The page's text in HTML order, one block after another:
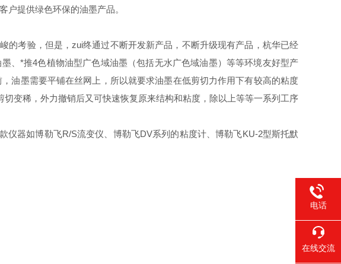
户提供绿色环保的油墨产品。
的考验，但是，zui终通过不断开发新产品，不断升级现有产品，杭华已经
墨、*推4色植物油型广色域油墨（包括无水广色域油墨）等等环境友好型产
油墨需要平铺在丝网上，所以就要求油墨在低剪切力作用下有较高的粘度
变稀，外力撤销后又可快速恢复原来结构和粘度，除以上等等一系列工序
仪器如博勒飞R/S流变仪、博勒飞DV系列的粘度计、博勒飞KU-2型斯托默
电话
在线交流